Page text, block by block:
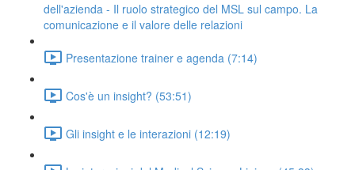
dell'azienda - Il ruolo strategico del MSL sul campo. La
comunicazione e il valore delle relazioni
Presentazione trainer e agenda (7:14)
Cos'è un insight? (53:51)
Gli insight e le interazioni (12:19)